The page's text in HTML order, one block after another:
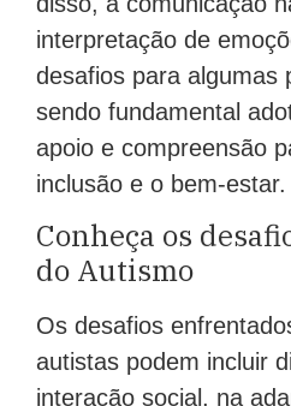
interpretação de
desafios para algumas
sendo fundamental
apoio e compreensão
inclusão e o bem-estar.
Conheça os
do Autismo
Os desafios
autistas podem incluir
interação social, na